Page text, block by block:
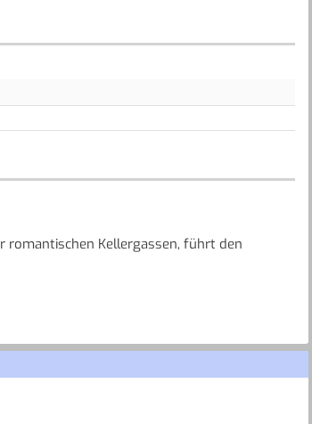
romantischen Kellergassen, führt den